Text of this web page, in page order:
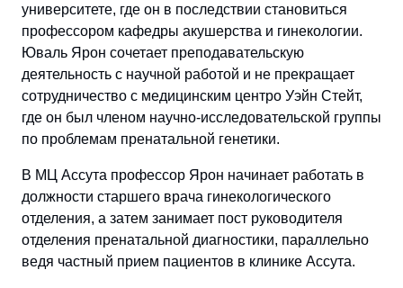
университете, где он в последствии становиться
профессором кафедры акушерства и гинекологии.
Юваль Ярон сочетает преподавательскую
деятельность с научной работой и не прекращает
сотрудничество с медицинским центро Уэйн Стейт,
где он был членом научно-исследовательской группы
по проблемам пренатальной генетики.
В МЦ Ассута профессор Ярон начинает работать в
должности старшего врача гинекологического
отделения, а затем занимает пост руководителя
отделения пренатальной диагностики, параллельно
ведя частный прием пациентов в клинике Ассута.